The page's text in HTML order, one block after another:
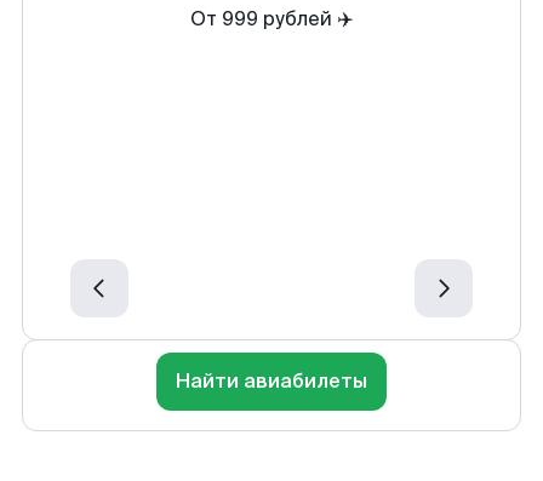
От 999 рублей ✈️
Найти авиабилеты